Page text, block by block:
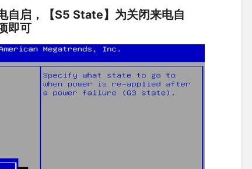
启，【S5 State】为关闭来电自
即可